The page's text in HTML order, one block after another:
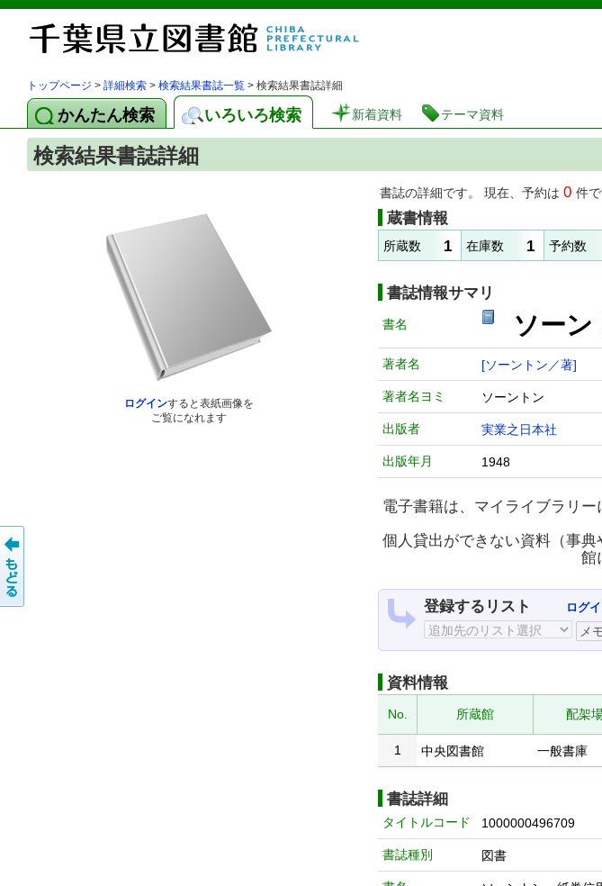
図書館 蔵書検索・予約システ
トップページ > 詳細検索 > 検索結果書誌一覧 > 検索結果書誌詳細
かんたん検索 いろいろ検索 新着資料 テーマ資料
検索結果書誌詳細
ログインすると表紙画像を
ご覧になれます
書誌の詳細です。 現在、予約は 0 件で
蔵書情報
所蔵数 1 在庫数 1 予約数
書誌情報サマリ
書名 ソー
著者名 [ソーントン／著]
著者名ヨミ ソーントン
出版者 実業之日本社
出版年月 1948
電子書籍は、マイライブラリ
個人貸出ができない資料（事
館
登録するリスト ログ
資料情報
No. 所蔵館 配架
1
中央図書館 一般書庫
書誌詳細
タイトルコード 1000000496709
書誌種別 図書